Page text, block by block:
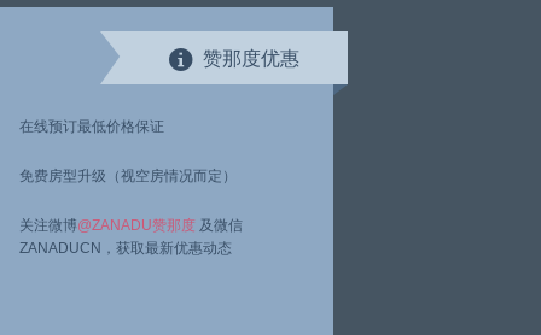
赞那度优惠
在线预订最低价格保证
免费房型升级（视空房情况而定）
关注微博@ZANADU赞那度 及微信
ZANADUCN，获取最新优惠动态